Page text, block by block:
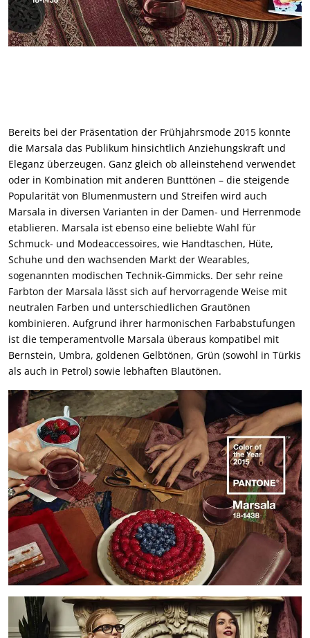
Bereits bei der Präsentation der Frühjahrsmode 2015 konnte
die Marsala das Publikum hinsichtlich Anziehungskraft und
Eleganz überzeugen. Ganz gleich ob alleinstehend verwendet
oder in Kombination mit anderen Bunttönen – die steigende
Popularität von Blumenmustern und Streifen wird auch
Marsala in diversen Varianten in der Damen- und Herrenmode
etablieren. Marsala ist ebenso eine beliebte Wahl für
Schmuck- und Modeaccessoires, wie Handtaschen, Hüte,
Schuhe und den wachsenden Markt der Wearables,
sogenannten modischen Technik-Gimmicks. Der sehr reine
Farbton der Marsala lässt sich auf hervorragende Weise mit
neutralen Farben und unterschiedlichen Grautönen
kombinieren. Aufgrund ihrer harmonischen Farbabstufungen
ist die temperamentvolle Marsala überaus kompatibel mit
Bernstein, Umbra, goldenen Gelbtönen, Grün (sowohl in Türkis
als auch in Petrol) sowie lebhaften Blautönen.